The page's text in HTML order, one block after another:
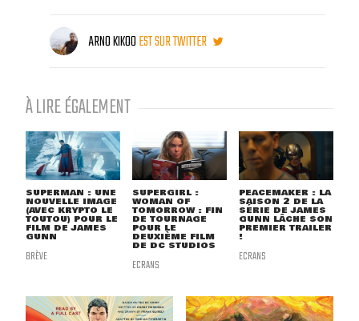
ARNO KIKOOEST SUR TWITTER
À LIRE ÉGALEMENT
SUPERMAN : UNE
NOUVELLE IMAGE
(AVEC KRYPTO LE
TOUTOU) POUR LE
FILM DE JAMES
GUNN
BRÈVE
SUPERGIRL :
WOMAN OF
TOMORROW : FIN
DE TOURNAGE
POUR LE
DEUXIÈME FILM
DE DC STUDIOS
ECRANS
PEACEMAKER : LA
SAISON 2 DE LA
SÉRIE DE JAMES
GUNN LÂCHE SON
PREMIER TRAILER
!
ECRANS